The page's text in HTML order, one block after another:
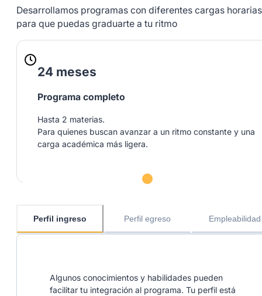
Desarrollamos programas con diferentes cargas horarias
para que puedas graduarte a tu ritmo
24 meses
Programa completo
Hasta 2 materias.
Para quienes buscan avanzar a un ritmo constante y una
carga académica más ligera.
Perfil ingreso Perfil egreso Empleabilidad
Algunos conocimientos y habilidades pueden
facilitar tu integración al programa. Tu perfil está